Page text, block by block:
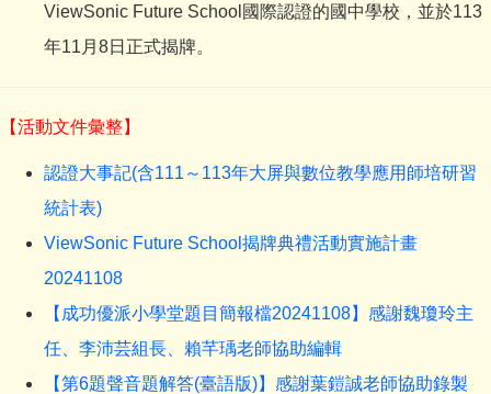
ViewSonic Future School國際認證的國中學校，並於113
年11月8日正式揭牌。
【活動文件彙整】
認證大事記(含111～113年大屏與數位教學應用師培研習
統計表)
ViewSonic Future School揭牌典禮活動實施計畫
20241108
【成功優派小學堂題目簡報檔20241108】感謝魏瓊玲主
任、李沛芸組長、賴芊瑀老師協助編輯
【第6題聲音題解答(臺語版)】感謝葉鎧誠老師協助錄製